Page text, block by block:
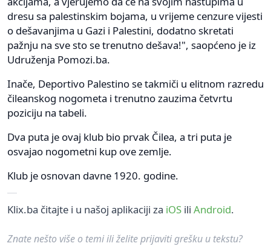
dresu sa palestinskim bojama, u vrijeme cenzure vijesti
o dešavanjima u Gazi i Palestini, dodatno skretati
pažnju na sve sto se trenutno dešava!", saopćeno je iz
Udruženja Pomozi.ba.
Inače, Deportivo Palestino se takmiči u elitnom razredu
čileanskog nogometa i trenutno zauzima četvrtu
poziciju na tabeli.
Dva puta je ovaj klub bio prvak Čilea, a tri puta je
osvajao nogometni kup ove zemlje.
Klub je osnovan davne 1920. godine.
Klix.ba čitajte i u našoj aplikaciji za iOS ili Android.
Znate nešto više o temi ili želite prijaviti grešku u tekstu?